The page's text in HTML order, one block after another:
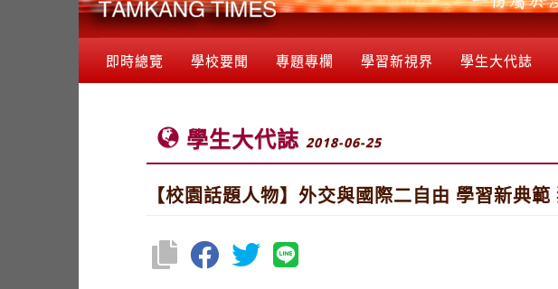
即時總覽 學校要聞 專題專欄 學習新視界 學生大代誌
學生大代誌 2018-06-25
【校園話題人物】外交與國際二自由 學習新典